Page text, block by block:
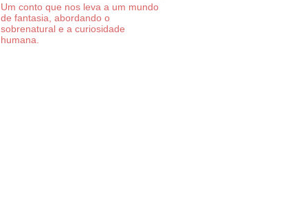
Um conto que nos leva a um mundo
de fantasia, abordando o
sobrenatural e a curiosidade
humana.